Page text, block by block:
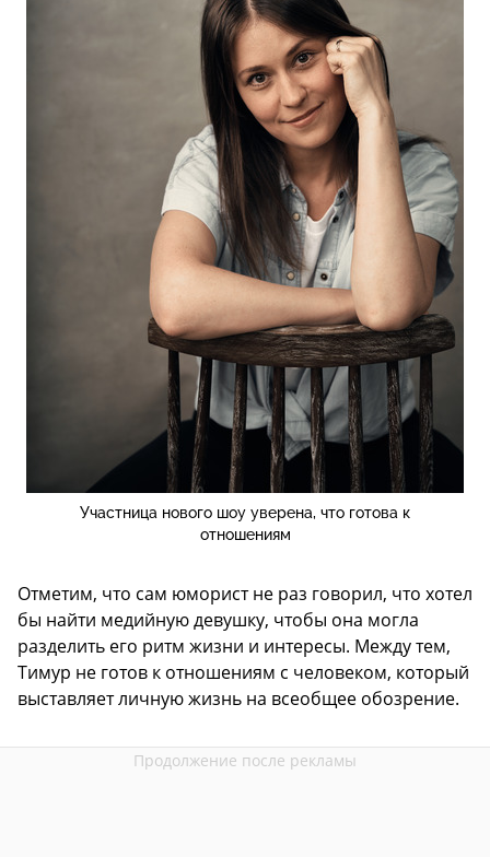
Участница нового шоу уверена, что готова к
отношениям
Отметим, что сам юморист не раз говорил, что хотел
бы найти медийную девушку, чтобы она могла
разделить его ритм жизни и интересы. Между тем,
Тимур не готов к отношениям с человеком, который
выставляет личную жизнь на всеобщее обозрение.